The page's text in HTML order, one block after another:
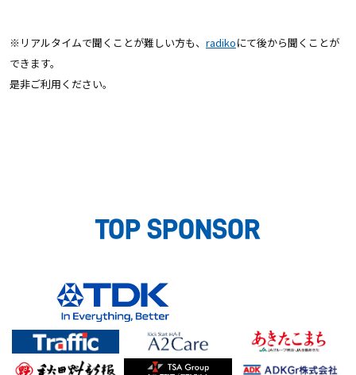
※リアルタイムで聞くことが難しい方も、 radikoにて後から聞くことが
できます。
是非ご利用ください。
TOP SPONSOR